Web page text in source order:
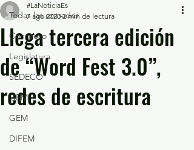
Todas las entradas
Congreso
Legislatura
SEDECO
GEM
GEM
DIFEM
Llega tercera edición
de “Word Fest 3.0”,
redes de escritura
#LaNoticiaEs
7 ago 2020 2 min de lectura